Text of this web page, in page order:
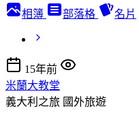
相簿 部落格 名片
15年前
米蘭大教堂
義大利之旅 國外旅遊